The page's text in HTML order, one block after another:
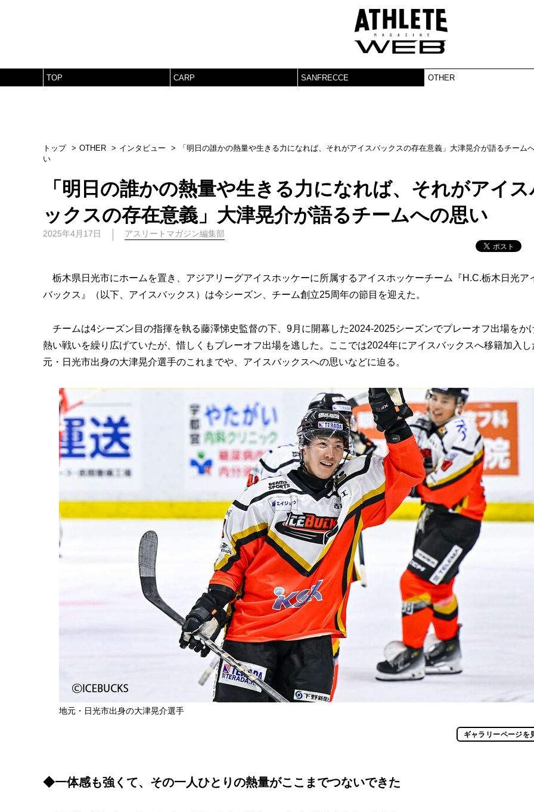
TOP CARP SANFRECCE OTHER
トップ OTHER インタビュー
「明日の誰かの熱量や生きる力になれば、それがアイスバックスの存在意義」大津晃介が語るチーム
い
「明日の誰かの熱量や生きる力になれば、それがアイ
ックスの存在意義」大津晃介が語るチームへの思い
2025年4月17日 アスリートマガジン編集部
栃木県日光市にホームを置き、アジアリーグアイスホッケーに所属するアイスホッケーチーム『H.C.栃木日光ア
バックス』（以下、アイスバックス）は今シーズン、チーム創立25周年の節目を迎えた。
チームは4シーズン目の指揮を執る藤澤悌史監督の下、9月に開幕した2024-2025シーズンでプレーオフ出場をか
熱い戦いを繰り広げていたが、惜しくもプレーオフ出場を逃した。ここでは2024年にアイスバックスへ移籍加入し
元・日光市出身の大津晃介選手のこれまでや、アイスバックスへの思いなどに迫る。
地元・日光市出身の大津晃介選手
ギャラリーページを
◆一体感も強くて、その一人ひとりの熱量がここまでつないできた